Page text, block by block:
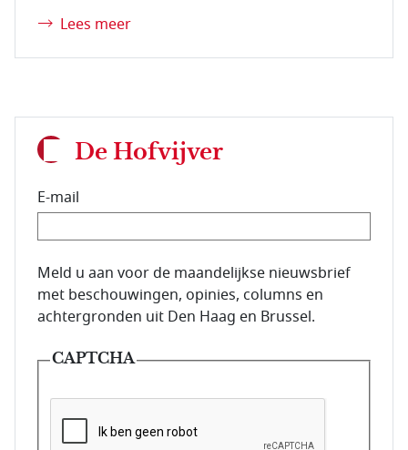
Lees meer
De Hofvijver
E-mail
E-mailadres van de abonnee.
Meld u aan voor de maandelijkse nieuwsbrief
met beschouwingen, opinies, columns en
achtergronden uit Den Haag en Brussel.
CAPTCHA